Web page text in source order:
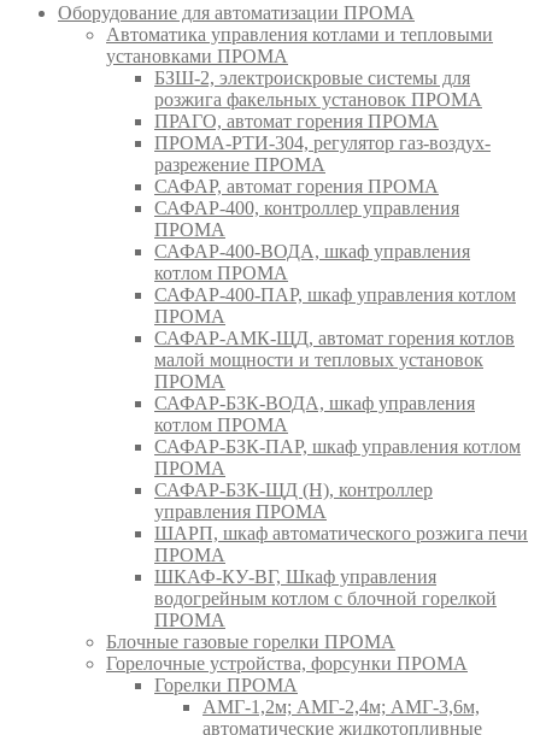
Оборудование для автоматизации ПРОМА
Автоматика управления котлами и тепловыми
установками ПРОМА
БЗШ-2, электроискровые системы для
розжига факельных установок ПРОМА
ПРАГО, автомат горения ПРОМА
ПРОМА-РТИ-304, регулятор газ-воздух-
разрежение ПРОМА
САФАР, автомат горения ПРОМА
САФАР-400, контроллер управления
ПРОМА
САФАР-400-ВОДА, шкаф управления
котлом ПРОМА
САФАР-400-ПАР, шкаф управления котлом
ПРОМА
САФАР-АМК-ЩД, автомат горения котлов
малой мощности и тепловых установок
ПРОМА
САФАР-БЗК-ВОДА, шкаф управления
котлом ПРОМА
САФАР-БЗК-ПАР, шкаф управления котлом
ПРОМА
САФАР-БЗК-ЩД (Н), контроллер
управления ПРОМА
ШАРП, шкаф автоматического розжига печи
ПРОМА
ШКАФ-КУ-ВГ, Шкаф управления
водогрейным котлом с блочной горелкой
ПРОМА
Блочные газовые горелки ПРОМА
Горелочные устройства, форсунки ПРОМА
Горелки ПРОМА
АМГ-1,2м; АМГ-2,4м; АМГ-3,6м,
автоматические жидкотопливные